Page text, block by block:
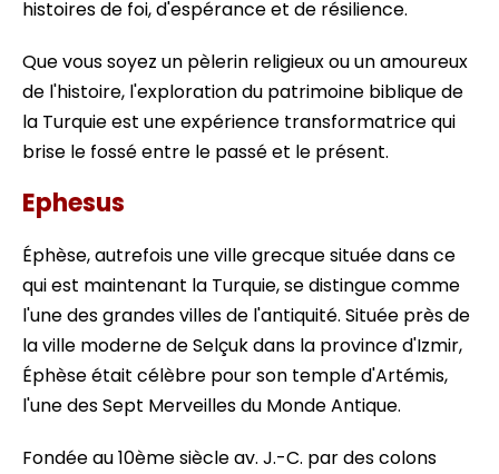
histoires de foi, d'espérance et de résilience.
Que vous soyez un pèlerin religieux ou un amoureux
de l'histoire, l'exploration du patrimoine biblique de
la Turquie est une expérience transformatrice qui
brise le fossé entre le passé et le présent.
Ephesus
Éphèse, autrefois une ville grecque située dans ce
qui est maintenant la Turquie, se distingue comme
l'une des grandes villes de l'antiquité. Située près de
la ville moderne de Selçuk dans la province d'Izmir,
Éphèse était célèbre pour son temple d'Artémis,
l'une des Sept Merveilles du Monde Antique.
Fondée au 10ème siècle av. J.-C. par des colons